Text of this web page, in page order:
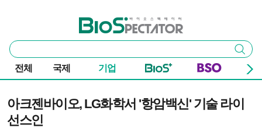
바이오스펙테이터
통
합
검
색
검색
전체 국제 기업
아크젠바이오, LG화학서 '항암백신' 기술 라이
선스인